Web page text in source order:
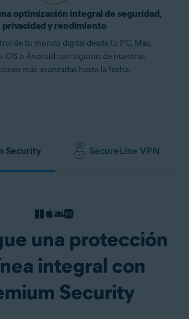
optimización integral de seguridad,
privacidad y rendimiento
de tu mundo digital desde tu PC, Mac,
iOS o Android con algunas de nuestras
más avanzadas hasta la fecha.
Security SecureLine VPN
una protección
integral con
Security